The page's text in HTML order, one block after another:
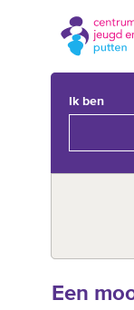
Ik ben
Een